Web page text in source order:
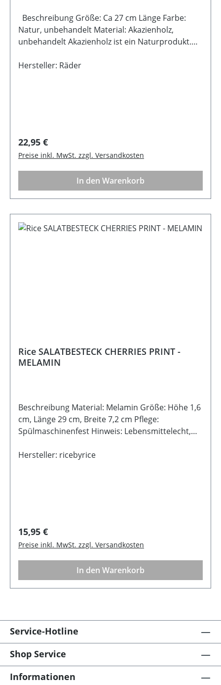
Beschreibung Größe: Ca 27 cm Länge Farbe:
Natur, unbehandelt Material: Akazienholz,
unbehandelt Akazienholz ist ein Naturprodukt.
abweichen.
Hersteller: Räder
Regulärer Preis:
22,95 €
Preise inkl. MwSt. zzgl. Versandkosten
In den Warenkorb
Rice SALATBESTECK CHERRIES PRINT -
MELAMIN
Beschreibung Material: Melamin Größe: Höhe 1,6
cm, Länge 29 cm, Breite 7,2 cm Pflege:
Spülmaschinenfest Hinweis: Lebensmittelecht,
Hersteller: ricebyrice
Regulärer Preis:
15,95 €
Preise inkl. MwSt. zzgl. Versandkosten
In den Warenkorb
Service-Hotline
Shop Service
Informationen